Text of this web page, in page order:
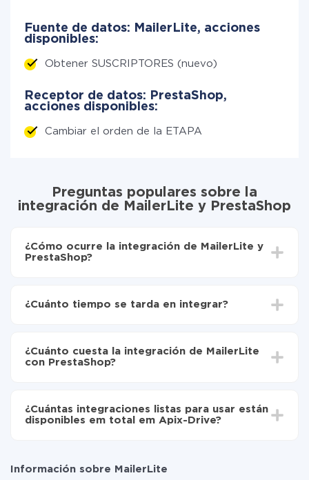
Fuente de datos: MailerLite, acciones
disponibles:
Obtener SUSCRIPTORES (nuevo)
Receptor de datos: PrestaShop,
acciones disponibles:
Cambiar el orden de la ETAPA
Preguntas populares sobre la
integración de MailerLite y PrestaShop
¿Cómo ocurre la integración de MailerLite y
PrestaShop?
Elija qué datos transferir de MailerLite a PrestaShop
de MailerLite a PrestaShop
¿Cuánto tiempo se tarda en integrar?
oscilar entre 5 y 30 minutos. En promedio, la
configuración tarda entre 10 y 15 minutos.
¿Cuánto cuesta la integración de MailerLite
con PrestaShop?
tarifas. Usted solo paga por la cantidad de datos que
realmente se transfieren de uno de sus sistemas a otro
manera segura un plan de tarifa gratuita o cambiar a
uno de pago, si es necesario. Más detalles sobre
¿Cuántas integraciones listas para usar están
disponibles em total em Apix-Drive?
Información sobre MailerLite